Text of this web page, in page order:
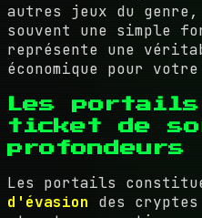
autres jeux du
souvent une simple
représente une
économique pour
Les
ticket de
profondeurs
Les portails
d'évasion des